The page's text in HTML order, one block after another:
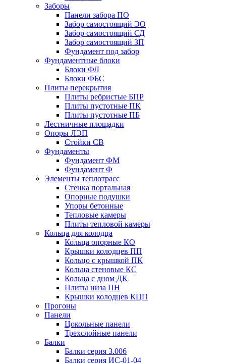
Заборы
Панели забора ПО
Забор самостоящий ЭО
Забор самостоящий СД
Забор самостоящий ЗП
Фyндамент под забор
Фундаментные блоки
Блоки ФЛ
Блоки ФБС
Плиты перекрытия
Плиты ребристые БПР
Плиты пустотные ПК
Плиты пустотные ПБ
Лестничные площадки
Опоры ЛЭП
Стойки СВ
Фундаменты
Фyндамент ФМ
Фyндамент Ф
Элементы теплотрасс
Стенка портальная
Опорные подушки
Упоры бетонные
Тепловые камеры
Плиты тепловой камеры
Кольца для колодца
Кольца опорные КО
Крышки колодцев ПП
Кольцо с крышкой ПК
Кольца стеновые КС
Кольца с дном ДК
Плиты низа ПН
Крышки колодцев КЦП
Прогоны
Панели
Цокольные панели
Трехслойные панели
Балки
Балки серия 3.006
Балки серия ИС-01-04